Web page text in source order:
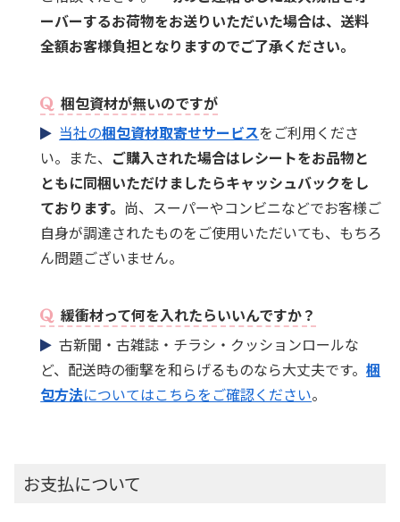
ーバーするお荷物をお送りいただいた場合は、送料
全額お客様負担となりますのでご了承ください。
梱包資材が無いのですが
当社の梱包資材取寄せサービスをご利用くださ
い。また、 ご購入された場合はレシートをお品物と
ともに同梱いただけましたらキャッシュバックをし
ております。 尚、スーパーやコンビニなどでお客様ご
自身が調達されたものをご使用いただいても、もちろ
ん問題ございません。
緩衝材って何を入れたらいいんですか？
古新聞・古雑誌・チラシ・クッションロールな
ど、配送時の衝撃を和らげるものなら大丈夫です。梱
包方法についてはこちらをご確認ください。
お支払について